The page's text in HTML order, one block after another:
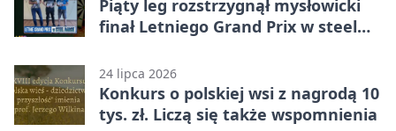
Piąty leg rozstrzygnął mysłowicki
finał Letniego Grand Prix w steel
24 lipca 2026
Konkurs o polskiej wsi z nagrodą 10
tys. zł. Liczą się także wspomnienia